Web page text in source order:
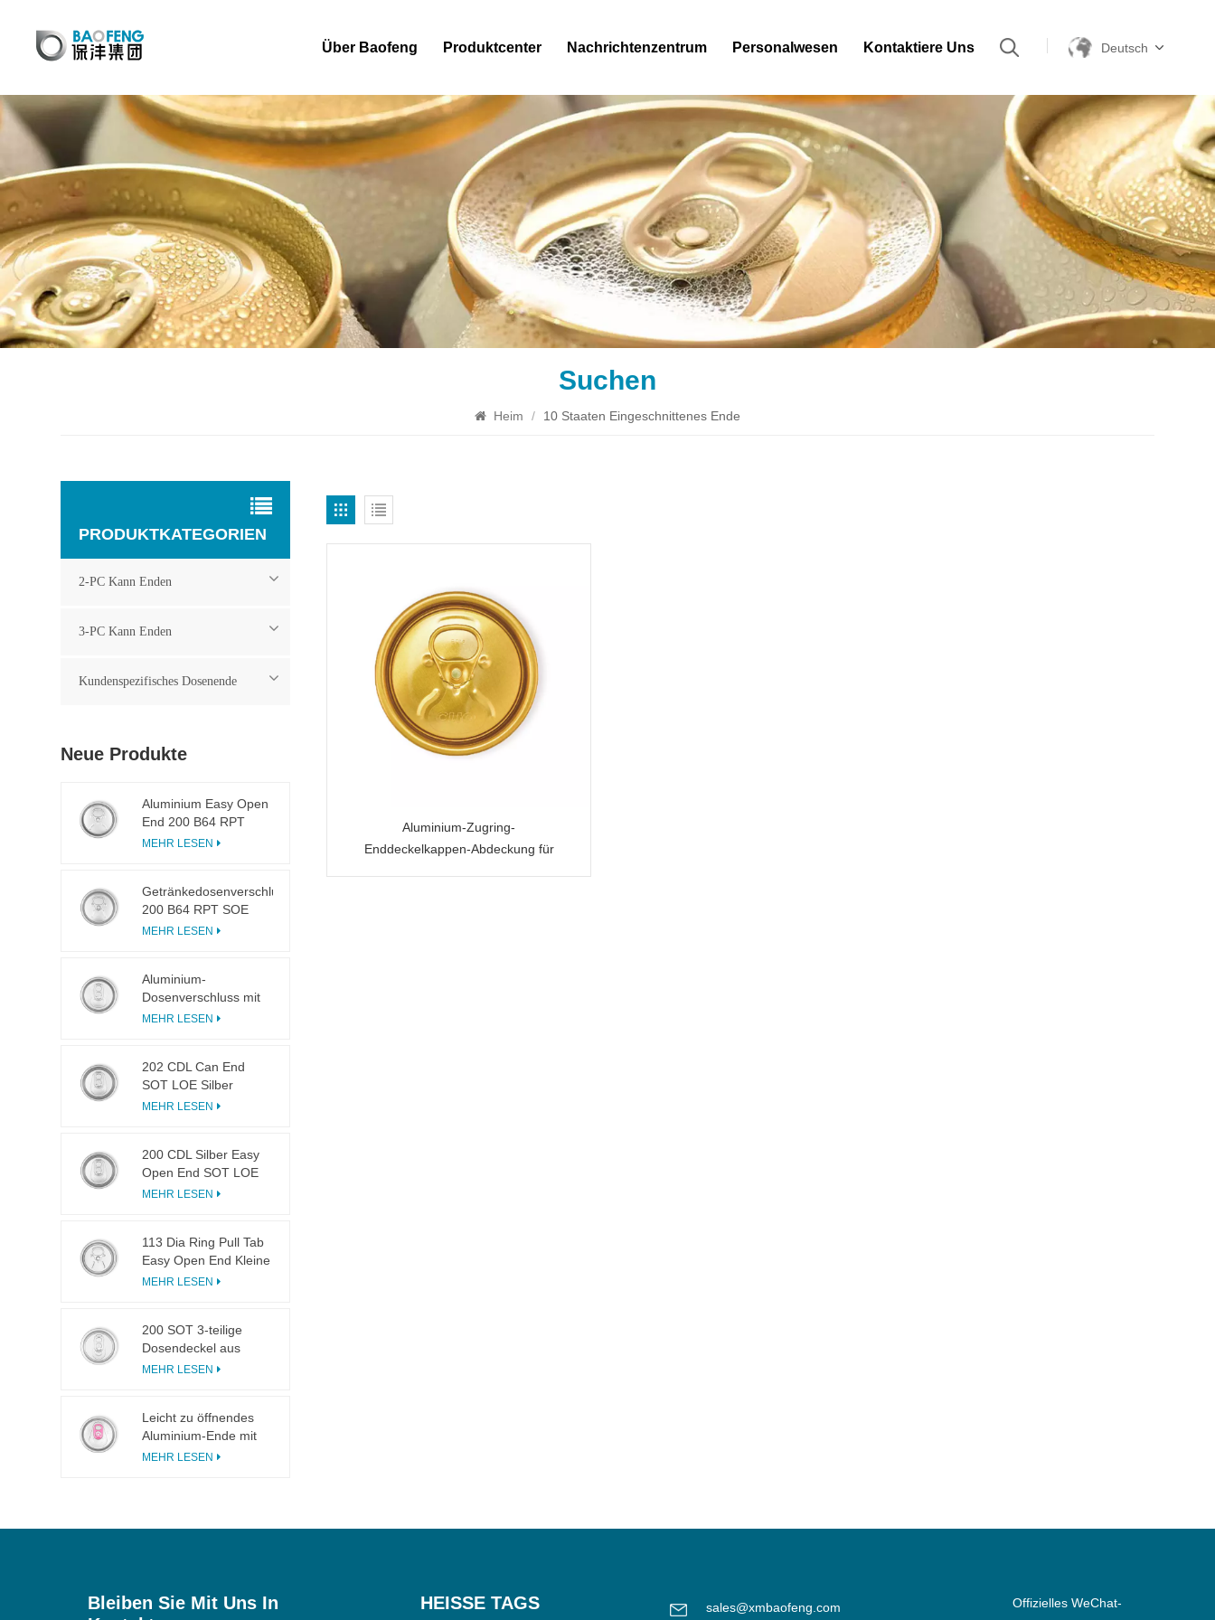
Über Baofeng Produktcenter Nachrichtenzentrum Personalwesen Kontaktiere Uns Deutsch
Suchen
Heim / 10 Staaten Eingeschnittenes Ende
Aluminium-Zugring-
Enddeckelkappen-Abdeckung für
PRODUKTKATEGORIEN
2-PC Kann Enden
3-PC Kann Enden
Kundenspezifisches Dosenende
Neue Produkte
Aluminium Easy Open
End 200 B64 RPT
LOE
MEHR LESEN
Getränkedosenverschluss
200 B64 RPT SOE
Silberner Easy-Open-
MEHR LESEN
Aluminium-
Dosenverschluss mit
Easy Open 200 B64
MEHR LESEN
202 CDL Can End
SOT LOE Silber
Leichtgewicht EOE
MEHR LESEN
200 CDL Silber Easy
Open End SOT LOE
Epoxy
MEHR LESEN
113 Dia Ring Pull Tab
Easy Open End Kleine
Öffnung für Fruchtsaft
MEHR LESEN
200 SOT 3-teilige
Dosendeckel aus
Aluminium zum
Getränken
MEHR LESEN
Leicht zu öffnendes
Aluminium-Ende mit
eingeschnittener
MEHR LESEN
Bleiben Sie Mit Uns In
HEISSE TAGS sales@xmbaofeng.com
Offizielles WeChat-